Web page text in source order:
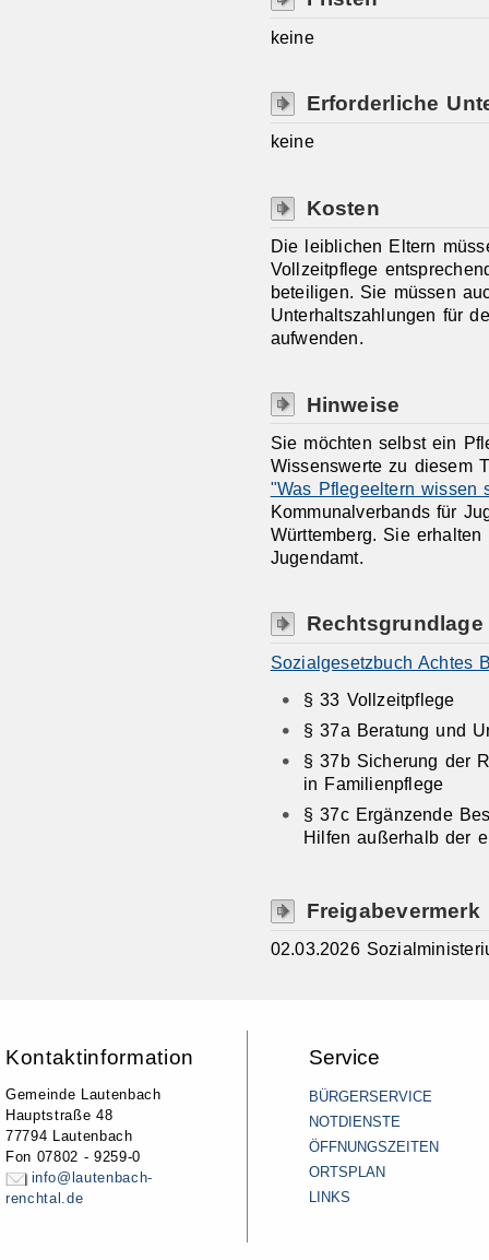
keine
Erforderliche
keine
Kosten
Die leiblichen Eltern
Vollzeitpflege
beteiligen. Sie müssen
Unterhaltszahlungen für
aufwenden.
Hinweise
Sie möchten selbst ein
Wissenswerte zu diesem
"Was Pflegeeltern wissen
Kommunalverbands für
Württemberg. Sie
Jugendamt.
Rechtsgrundlage
Sozialgesetzbuch Achtes
§ 33 Vollzeitpflege
§ 37a Beratung und
§ 37b Sicherung der
in Familienpflege
§ 37c Ergänzende
Hilfen außerhalb der
Freigabevermerk
02.03.2026
Kontaktinformation
Gemeinde Lautenbach
Hauptstraße 48
77794 Lautenbach
Fon 07802 - 9259-0
info@lautenbach-
renchtal.de
Service
BÜRGERSERVICE
NOTDIENSTE
ÖFFNUNGSZEITEN
ORTSPLAN
LINKS